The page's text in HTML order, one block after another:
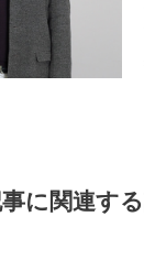
に関連す